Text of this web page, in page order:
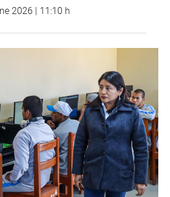
2026 | 11:10 h